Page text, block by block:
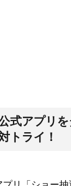
式アプリ
トライ！